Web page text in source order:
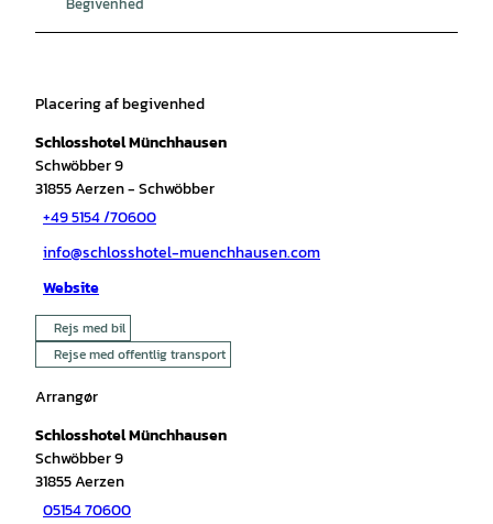
Placering af begivenhed
Schlosshotel Münchhausen
Schwöbber 9
31855Aerzen- Schwöbber
+49 5154 /70600
info@schlosshotel-muenchhausen.com
Website
Rejs med bil
Rejse med offentlig transport
Arrangør
Schlosshotel Münchhausen
Schwöbber 9
31855Aerzen
05154 70600